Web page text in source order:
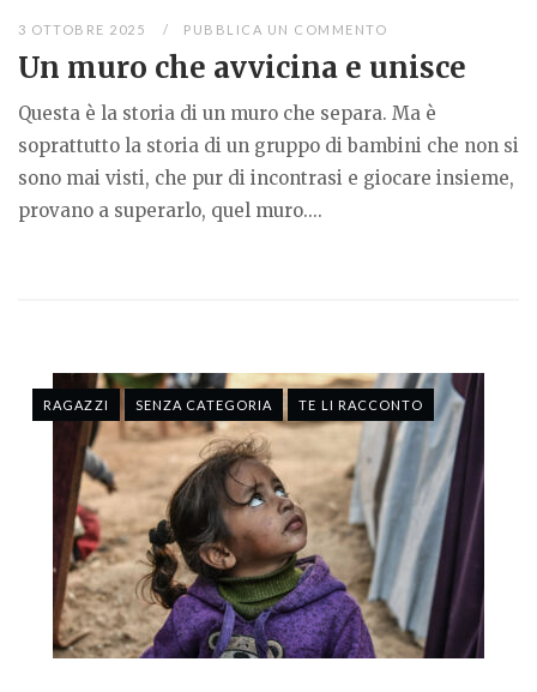
3 OTTOBRE 2025 PUBBLICA UN COMMENTO
Un muro che avvicina e unisce
Questa è la storia di un muro che separa. Ma è
soprattutto la storia di un gruppo di bambini che non si
sono mai visti, che pur di incontrasi e giocare insieme,
provano a superarlo, quel muro....
RAGAZZI SENZA CATEGORIA TE LI RACCONTO